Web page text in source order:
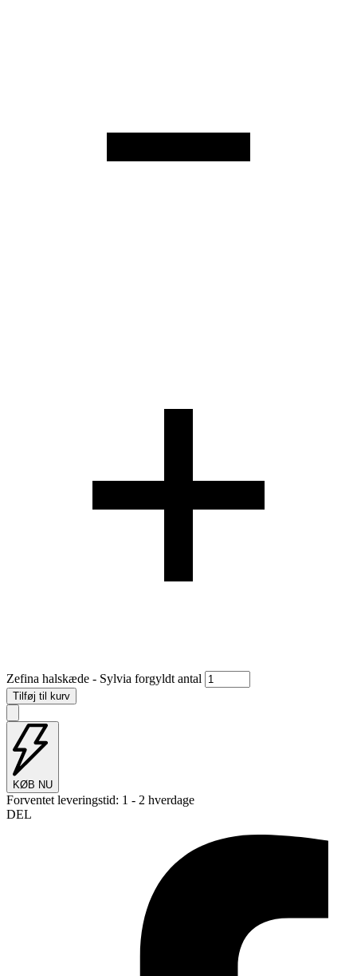
Zefina halskæde - Sylvia forgyldt antal
Tilføj til kurv
KØB NU
Forventet leveringstid: 1 - 2 hverdage
DEL